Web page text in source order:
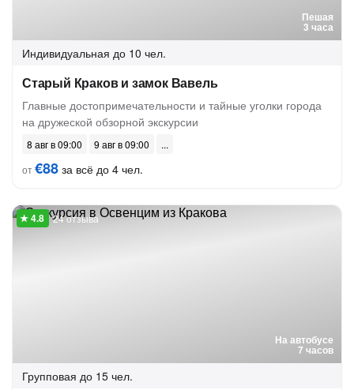
Пешая
3 часа
Индивидуальная до 10 чел.
Старый Краков и замок Вавель
Главные достопримечательности и тайные уголки города
на дружеской обзорной экскурсии
8 авг в 09:00
9 авг в 09:00
от€88 за всё до 4 чел.
На автобусе
7 часов
24 отзыва
Групповая до 15 чел.